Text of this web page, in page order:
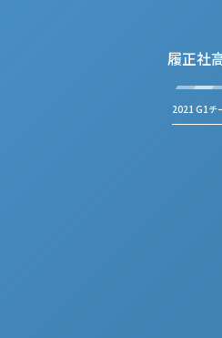
履正社
2021 G1チ